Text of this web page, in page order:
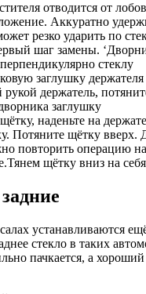
отводится от
Аккуратно
резко ударить по
шаг замены.
стеклу
заглушку
держатель,
заглушку
наденьте на
Потяните щётку вверх.
повторить операцию
щётку вниз на
устанавливаются
стекло в таких
пачкается, а хороший